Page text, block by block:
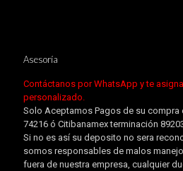
Asesoría
Contáctanos por WhatsApp y te
personalizado.
Solo Aceptamos Pagos de su compra
74216 ó Citibanamex terminación
Si no es así su deposito no sera
somos responsables de malos
fuera de nuestra empresa, cualquier